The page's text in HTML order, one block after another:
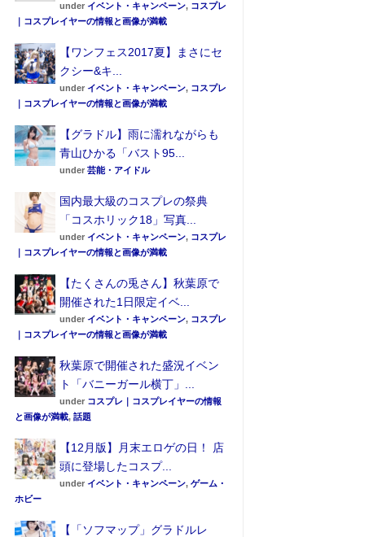
under イベント・キャンペーン, コスプレ
｜コスプレイヤーの情報と画像が満載
【ワンフェス2017夏】まさにセ
クシー&キ...
under イベント・キャンペーン, コスプレ
｜コスプレイヤーの情報と画像が満載
【グラドル】雨に濡れながらも
青山ひかる「バスト95...
under 芸能・アイドル
国内最大級のコスプレの祭典
「コスホリック18」写真...
under イベント・キャンペーン, コスプレ
｜コスプレイヤーの情報と画像が満載
【たくさんの兎さん】秋葉原で
開催された1日限定イベ...
under イベント・キャンペーン, コスプレ
｜コスプレイヤーの情報と画像が満載
秋葉原で開催された盛況イベン
ト「バニーガール横丁」...
under コスプレ｜コスプレイヤーの情報
と画像が満載, 話題
【12月版】月末エロゲの日！ 店
頭に登場したコスプ...
under イベント・キャンペーン, ゲーム・
ホビー
【「ソフマップ」グラドルレ